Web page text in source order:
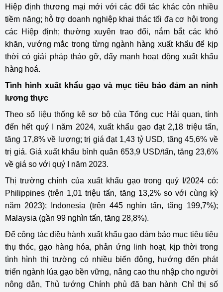
Hiệp định thương mại mới với các đối tác khác còn nhiều
tiềm năng; hỗ trợ doanh nghiệp khai thác tối đa cơ hội trong
các Hiệp định; thường xuyên trao đổi, nắm bắt các khó
khăn, vướng mắc trong từng ngành hàng xuất khẩu để kịp
thời có giải pháp tháo gỡ, đẩy mạnh hoạt động xuất khẩu
hàng hoá.
Tình hình xuất khẩu gạo và mục tiêu bảo đảm an ninh
lương thực
Theo số liệu thống kê sơ bộ của Tổng cục Hải quan, tính
đến hết quý I năm 2024, xuất khẩu gạo đạt 2,18 triệu tấn,
tăng 17,8% về lượng; trị giá đạt 1,43 tỷ USD, tăng 45,6% về
trị giá. Giá xuất khẩu bình quân 653,9 USD/tấn, tăng 23,6%
về giá so với quý I năm 2023.
Thị trường chính của xuất khẩu gạo trong quý I/2024 có:
Philippines (trên 1,01 triệu tấn, tăng 13,2% so với cùng kỳ
năm 2023); Indonesia (trên 445 nghìn tấn, tăng 199,7%);
Malaysia (gần 99 nghìn tấn, tăng 28,8%).
Để công tác điều hành xuất khẩu gạo đảm bảo mục tiêu tiêu
thụ thóc, gạo hàng hóa, phản ứng linh hoạt, kịp thời trong
tình hình thị trường có nhiều biến động, hướng đến phát
triển ngành lúa gạo bền vững, nâng cao thu nhập cho người
nông dân, Thủ tướng Chính phủ đã ban hành Chỉ thị số